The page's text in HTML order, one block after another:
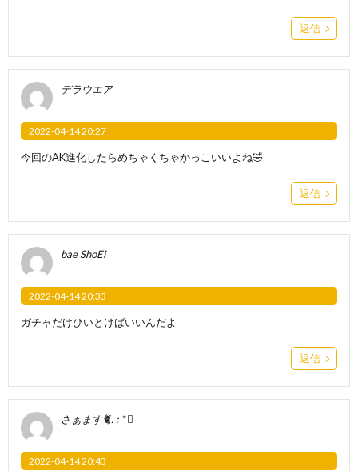
返信
デラウエア
2022-04-14 20:27
今回のAK進化したらめちゃくちゃかっこいいよね🤣
返信
bae ShoEi
2022-04-14 20:33
ガチャだけひいとけばいいんだよ
返信
さぁます🐈. : * ゚
2022-04-14 20:43